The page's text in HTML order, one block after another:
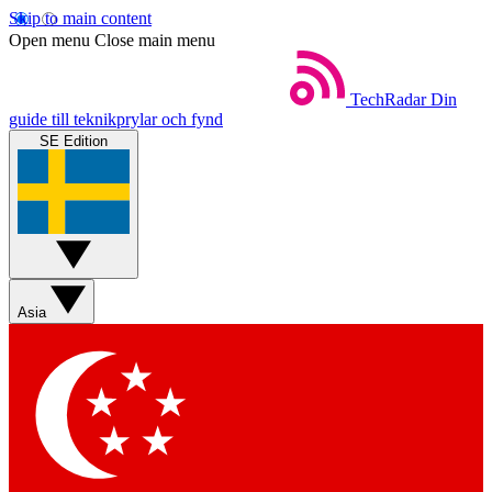
Skip to main content
Open menu Close main menu
TechRadar Din
guide till teknikprylar och fynd
SE Edition
Asia